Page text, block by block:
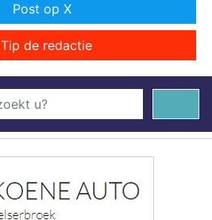
Post op X
Tip de redactie